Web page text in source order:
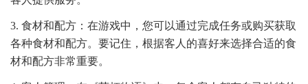
3. 食材和配方：在游戏中，您可以通过完成任务或购买获取
各种食材和配方。要记住，根据客人的喜好来选择合适的食
材和配方非常重要。